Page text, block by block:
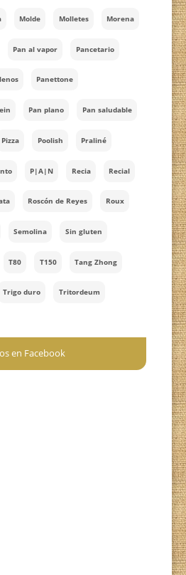
Mantecados
Masa madre Masa vieja Maíz
MM sólida Molde
Navidad
Pan
Rimaccinata
Sin gluten
Tang
Tritordeum